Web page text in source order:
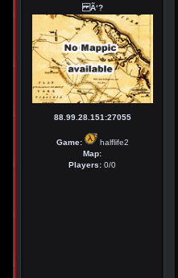
Ã‘?
88.99.28.151:27055
Game:
halflife2
Map:
Players: 0/0